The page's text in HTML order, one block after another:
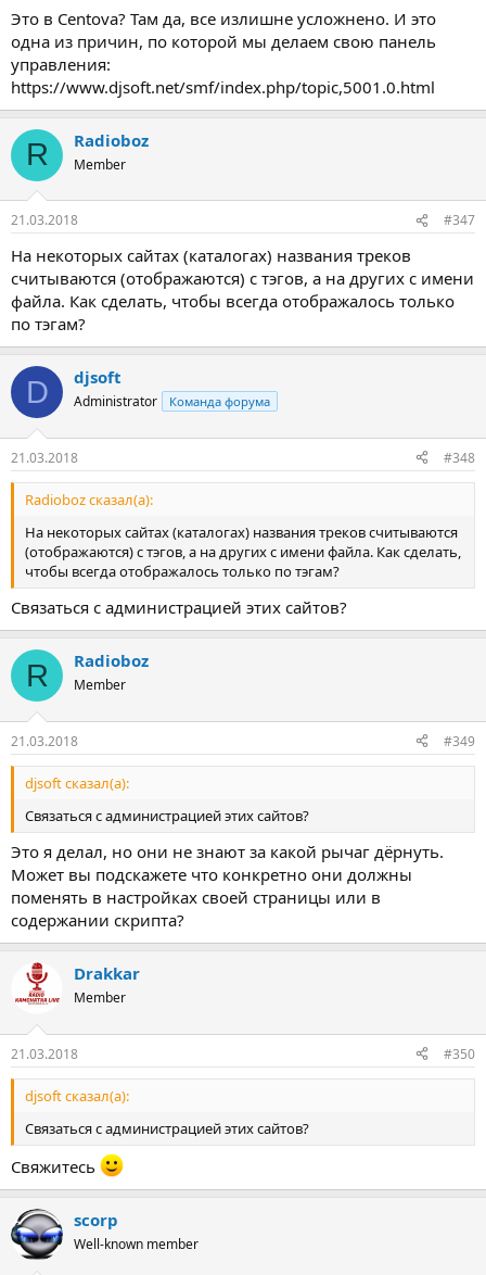
Это в Centova? Там да, все излишне усложнено. И это
одна из причин, по которой мы делаем свою панель
управления:
https://www.djsoft.net/smf/index.php/topic,5001.0.html
R Radioboz
Member
21.03.2018 #347
На некоторых сайтах (каталогах) названия треков
считываются (отображаются) с тэгoв, а на других с имени
файла. Как сделать, чтобы всегда отображалось только
по тэгам?
D djsoft
Administrator Команда форума
21.03.2018 #348
Radioboz сказал(а):
На некоторых сайтах (каталогах) названия треков считываются
(отображаются) с тэгoв, а на других с имени файла. Как сделать,
чтобы всегда отображалось только по тэгам?
Связаться с администрацией этих сайтов?
R Radioboz
Member
21.03.2018 #349
djsoft сказал(а):
Связаться с администрацией этих сайтов?
Это я делал, но они не знают за какой рычаг дёрнуть.
Может вы подскажете что конкретно они должны
поменять в настройках своей страницы или в
содержании скрипта?
Drakkar
Member
21.03.2018 #350
djsoft сказал(а):
Связаться с администрацией этих сайтов?
Свяжитесь
scorp
Well-known member